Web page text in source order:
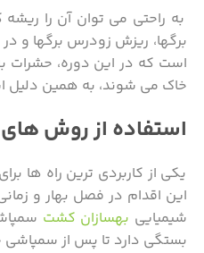
به راحتی می توان آن را
برگها، ریزش زودرس برگها
است که در این دوره، حشرات
خاک می شوند، به همین دلیل
استفاده از روش
یکی از کاربردی ترین راه ها
این اقدام در فصل بهار و
شیمیایی بهسازان کشت
بستگی دارد تا پس از سمپاشی